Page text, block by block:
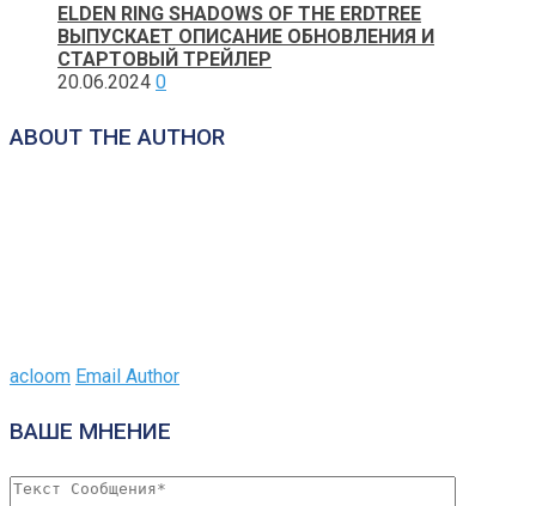
ELDEN RING SHADOWS OF THE ERDTREE
ВЫПУСКАЕТ ОПИСАНИЕ ОБНОВЛЕНИЯ И
СТАРТОВЫЙ ТРЕЙЛЕР
20.06.2024 0
ABOUT THE AUTHOR
acloom Email Author
ВАШЕ МНЕНИЕ